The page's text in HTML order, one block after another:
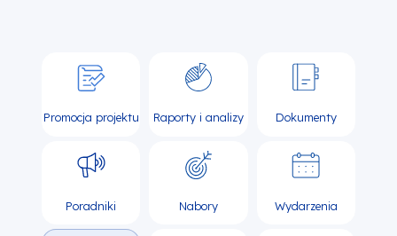
Promocja projektu Raporty i analizy Dokumenty
Poradniki Nabory Wydarzenia